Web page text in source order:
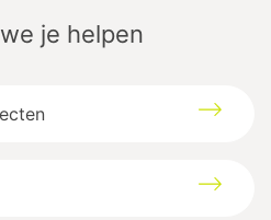
je helpen